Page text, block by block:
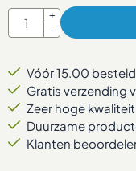
Aantal
+
-
Vóór 15.00
Gratis verzending
Zeer hoge kwaliteit
Duurzame
Klanten